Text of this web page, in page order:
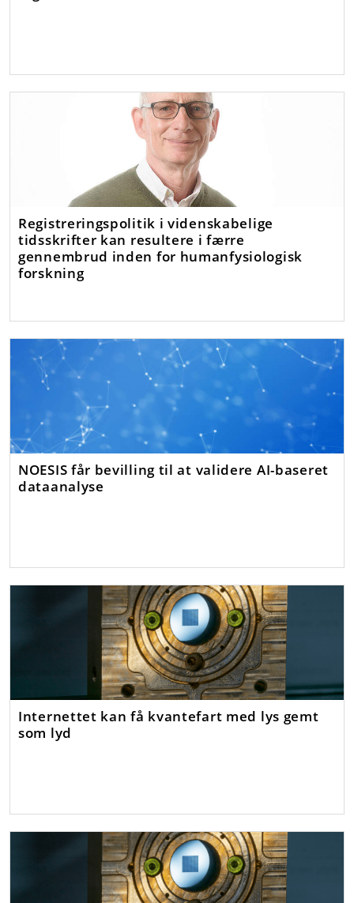
Registreringspolitik i videnskabelige
tidsskrifter kan resultere i færre
gennembrud inden for humanfysiologisk
forskning
NOESIS får bevilling til at validere AI-baseret
dataanalyse
Internettet kan få kvantefart med lys gemt
som lyd